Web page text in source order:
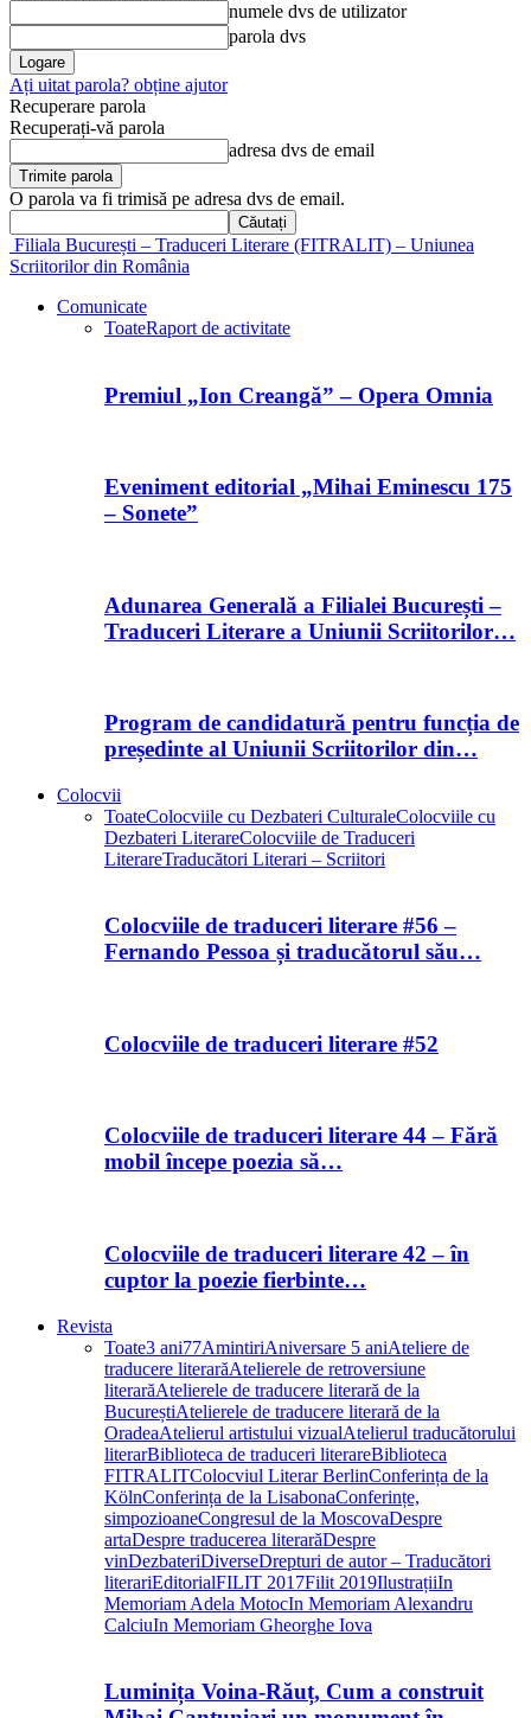
numele dvs de utilizator
parola dvs
Ați uitat parola? obține ajutor
Recuperare parola
Recuperați-vă parola
adresa dvs de email
O parola va fi trimisă pe adresa dvs de email.
Filiala București – Traduceri Literare (FITRALIT) – Uniunea
Scriitorilor din România
Comunicate
ToateRaport de activitate
Premiul „Ion Creangă” – Opera Omnia
Eveniment editorial „Mihai Eminescu 175
– Sonete”
Adunarea Generală a Filialei București –
Traduceri Literare a Uniunii Scriitorilor…
Program de candidatură pentru funcția de
președinte al Uniunii Scriitorilor din…
Colocvii
ToateColocviile cu Dezbateri CulturaleColocviile cu
Dezbateri LiterareColocviile de Traduceri
LiterareTraducători Literari – Scriitori
Colocviile de traduceri literare #56 –
Fernando Pessoa și traducătorul său…
Colocviile de traduceri literare #52
Colocviile de traduceri literare 44 – Fără
mobil începe poezia să…
Colocviile de traduceri literare 42 – în
cuptor la poezie fierbinte…
Revista
Toate3 ani77AmintiriAniversare 5 aniAteliere de
traducere literarăAtelierele de retroversiune
literarăAtelierele de traducere literară de la
BucureștiAtelierele de traducere literară de la
OradeaAtelierul artistului vizualAtelierul traducătorului
literarBiblioteca de traduceri literareBiblioteca
FITRALITColocviul Literar BerlinConferința de la
KölnConferința de la LisabonaConferințe,
simpozioaneCongresul de la MoscovaDespre
artaDespre traducerea literarăDespre
vinDezbateriDiverseDrepturi de autor – Traducători
literariEditorialFILIT 2017Filit 2019IlustrațiiIn
Memoriam Adela MotocIn Memoriam Alexandru
CalciuIn Memoriam Gheorghe Iova
Luminița Voina-Răuț, Cum a construit